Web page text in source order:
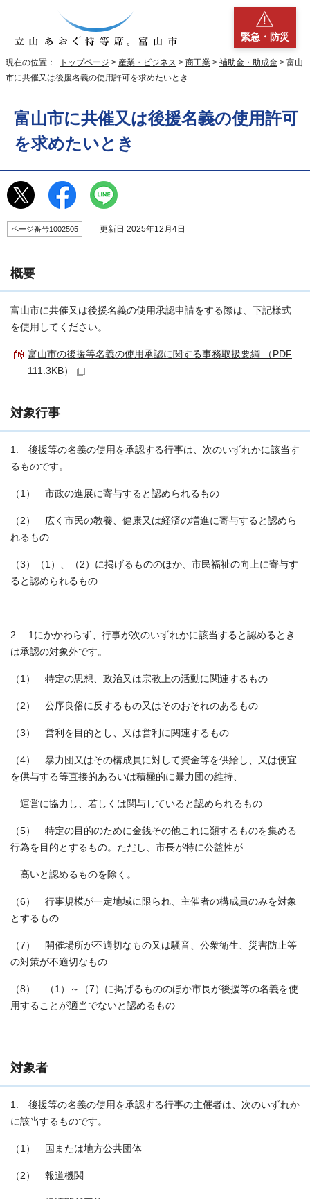
緊急・防災
現在の位置： トップページ > 産業・ビジネス > 商工業 > 補助金・助成金 > 富山
市に共催又は後援名義の使用許可を求めたいとき
富山市に共催又は後援名義の使用許可
を求めたいとき
ページ番号1002505 更新日 2025年12月4日
概要
富山市に共催又は後援名義の使用承認申請をする際は、下記様式
を使用してください。
富山市の後援等名義の使用承認に関する事務取扱要綱 （PDF
111.3KB）
対象行事
1. 後援等の名義の使用を承認する行事は、次のいずれかに該当す
るものです。
（1） 市政の進展に寄与すると認められるもの
（2） 広く市民の教養、健康又は経済の増進に寄与すると認めら
れるもの
（3）（1）、（2）に掲げるもののほか、市民福祉の向上に寄与す
ると認められるもの
2. 1にかかわらず、行事が次のいずれかに該当すると認めるとき
は承認の対象外です。
（1） 特定の思想、政治又は宗教上の活動に関連するもの
（2） 公序良俗に反するもの又はそのおそれのあるもの
（3） 営利を目的とし、又は営利に関連するもの
（4） 暴力団又はその構成員に対して資金等を供給し、又は便宜
を供与する等直接的あるいは積極的に暴力団の維持、
運営に協力し、若しくは関与していると認められるもの
（5） 特定の目的のために金銭その他これに類するものを集める
行為を目的とするもの。ただし、市長が特に公益性が
高いと認めるものを除く。
（6） 行事規模が一定地域に限られ、主催者の構成員のみを対象
とするもの
（7） 開催場所が不適切なもの又は騒音、公衆衛生、災害防止等
の対策が不適切なもの
（8） （1）～（7）に掲げるもののほか市長が後援等の名義を使
用することが適当でないと認めるもの
対象者
1. 後援等の名義の使用を承認する行事の主催者は、次のいずれか
に該当するものです。
（1） 国または地方公共団体
（2） 報道機関